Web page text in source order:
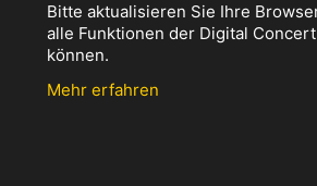
Bitte aktualisieren Sie Ihre
alle Funktionen der Digital
können.
Mehr erfahren